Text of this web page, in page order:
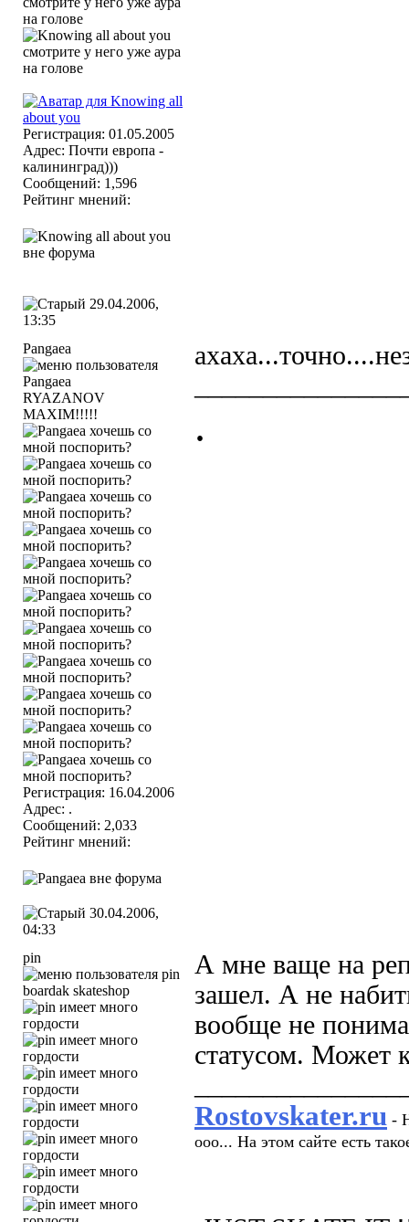
Регистрация: 01.05.2005
Адрес: Почти европа -
калининград)))
Сообщений: 1,596
Рейтинг мнений:
29.04.2006,
13:35
Pangaea
RYAZANOV
MAXIM!!!!!
Регистрация: 16.04.2006
Адрес: .
Сообщений: 2,033
Рейтинг мнений:
.
30.04.2006,
04:33
pin
boardak skateshop
А мне ваще на
зашел. А не
вообще не
статусом. Может
Rostovskater.ru -
ооо... На этом сайте есть